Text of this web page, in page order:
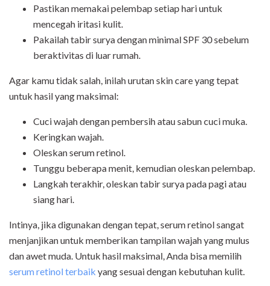
Pastikan memakai pelembap setiap hari untuk
mencegah iritasi kulit.
Pakailah tabir surya dengan minimal SPF 30 sebelum
beraktivitas di luar rumah.
Agar kamu tidak salah, inilah urutan skin care yang tepat
untuk hasil yang maksimal:
Cuci wajah dengan pembersih atau sabun cuci muka.
Keringkan wajah.
Oleskan serum retinol.
Tunggu beberapa menit, kemudian oleskan pelembap.
Langkah terakhir, oleskan tabir surya pada pagi atau
siang hari.
Intinya, jika digunakan dengan tepat, serum retinol sangat
menjanjikan untuk memberikan tampilan wajah yang mulus
dan awet muda. Untuk hasil maksimal, Anda bisa memilih
serum retinol terbaik yang sesuai dengan kebutuhan kulit.